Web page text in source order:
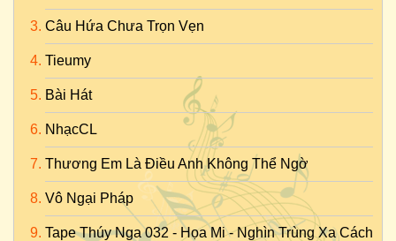
Câu Hứa Chưa Trọn Vẹn
Tieumy
Bài Hát
NhạcCL
Thương Em Là Điều Anh Không Thể Ngờ
Vô Ngại Pháp
Tape Thúy Nga 032 - Họa Mi - Nghìn Trùng Xa Cách